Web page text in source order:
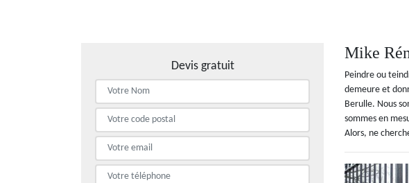
Devis gratuit
Mike
Peindre ou
demeure et
Berulle. Nous
sommes en
Alors, ne